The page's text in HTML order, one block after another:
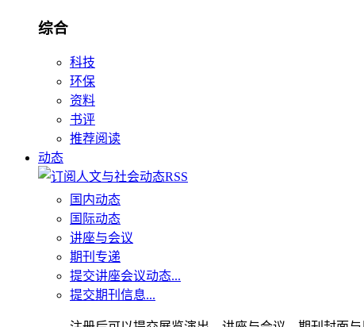
综合
科技
环保
资料
书评
推荐阅读
动态
国内动态
国际动态
讲座与会议
期刊专递
提交讲座会议动态...
提交期刊信息...